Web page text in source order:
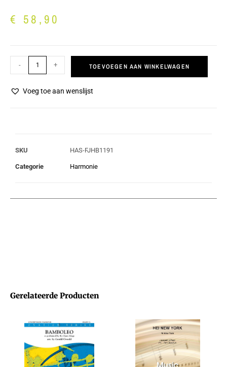
€ 58,90
- + TOEVOEGEN AAN WINKELWAGEN
Voeg toe aan wenslijst
SKU HAS-FJHB1191
Categorie Harmonie
Gerelateerde Producten